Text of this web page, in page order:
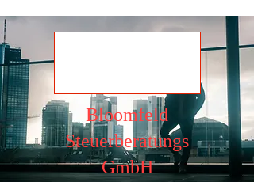
Bloomfeld
Steuerberatungs
GmbH